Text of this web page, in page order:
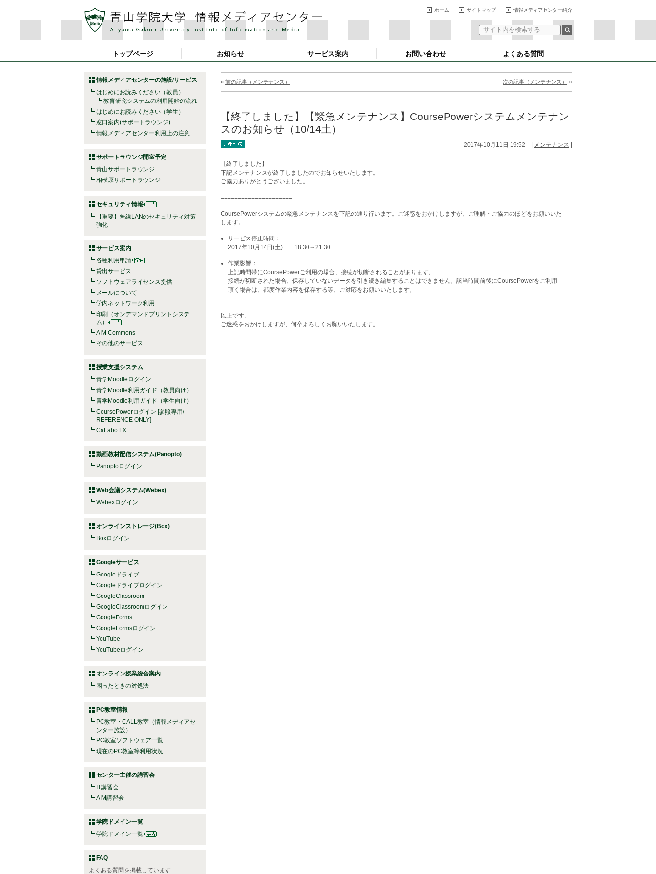
情報メディアセンター紹介
サイトマップ
ホーム
トップページ お知らせ サービス案内 お問い合わせ よくある質問
情報メディアセンターの施設/サービス
はじめにお読みください（教員）
教育研究システムの利用開始の流れ
はじめにお読みください（学生）
窓口案内(サポートラウンジ)
情報メディアセンター利用上の注意
サポートラウンジ開室予定
青山サポートラウンジ
相模原サポートラウンジ
セキュリティ情報
【重要】無線LANのセキュリティ対策
強化
サービス案内
各種利用申請
貸出サービス
ソフトウェアライセンス提供
メールについて
学内ネットワーク利用
印刷（オンデマンドプリントシステ
ム）
AIM Commons
その他のサービス
授業支援システム
青学Moodleログイン
青学Moodle利用ガイド（教員向け）
青学Moodle利用ガイド（学生向け）
CoursePowerログイン [参照専用/
REFERENCE ONLY]
CaLabo LX
動画教材配信システム(Panopto)
Panoptoログイン
Web会議システム(Webex)
Webexログイン
オンラインストレージ(Box)
Boxログイン
Googleサービス
Googleドライブ
Googleドライブログイン
GoogleClassroom
GoogleClassroomログイン
GoogleForms
GoogleFormsログイン
YouTube
YouTubeログイン
オンライン授業総合案内
困ったときの対処法
PC教室情報
PC教室・CALL教室（情報メディアセ
ンター施設）
PC教室ソフトウェア一覧
現在のPC教室等利用状況
センター主催の講習会
IT講習会
AIM講習会
学院ドメイン一覧
学院ドメイン一覧
FAQ
よくある質問を掲載しています
« 前の記事（メンテナンス） 次の記事（メンテナンス） »
【終了しました】【緊急メンテナンス】CoursePowerシステムメンテナン
スのお知らせ（10/14土）
2017年10月11日 19:52 | メンテナンス
【終了しました】
下記メンテナンスが終了しましたのでお知らせいたします。
ご協力ありがとうございました。
=====================
CoursePowerシステムの緊急メンテナンスを下記の通り行います。ご迷惑をおかけしますが、ご理解・ご協力のほどをお願いいた
します。
サービス停止時間：
2017年10月14日(土) 18:30～21:30
作業影響：
上記時間帯にCoursePowerご利用の場合、接続が切断されることがあります。
接続が切断された場合、保存していないデータを引き続き編集することはできません。該当時間前後にCoursePowerをご利用
頂く場合は、都度作業内容を保存する等、ご対応をお願いいたします。
以上です。
ご迷惑をおかけしますが、何卒よろしくお願いいたします。